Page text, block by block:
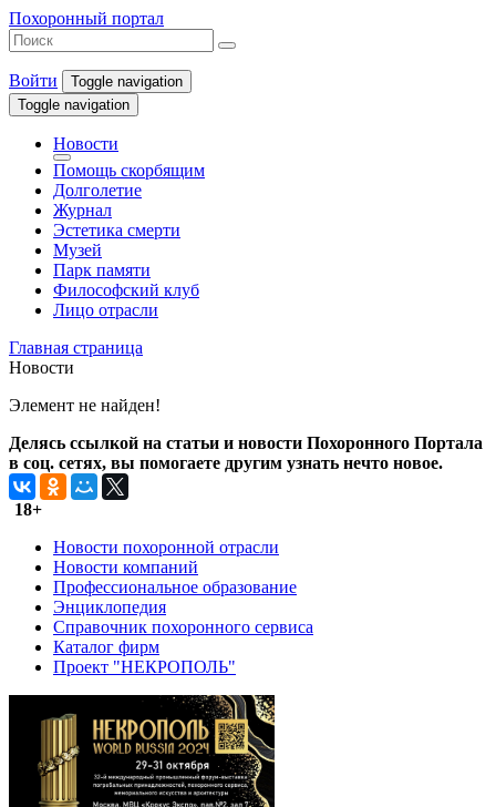
Похоронный портал
Войти
Toggle navigation
Toggle navigation
Новости
Помощь скорбящим
Долголетие
Журнал
Эстетика смерти
Музей
Парк памяти
Философский клуб
Лицо отрасли
Главная страница
Новости
Элемент не найден!
Делясь ссылкой на статьи и новости Похоронного Портала
в соц. сетях, вы помогаете другим узнать нечто новое.
18+
Новости похоронной отрасли
Новости компаний
Профессиональное образование
Энциклопедия
Справочник похоронного сервиса
Каталог фирм
Проект "НЕКРОПОЛЬ"